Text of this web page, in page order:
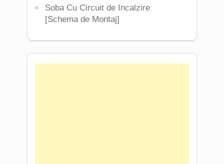
Soba Cu Circuit de Incalzire
[Schema de Montaj]